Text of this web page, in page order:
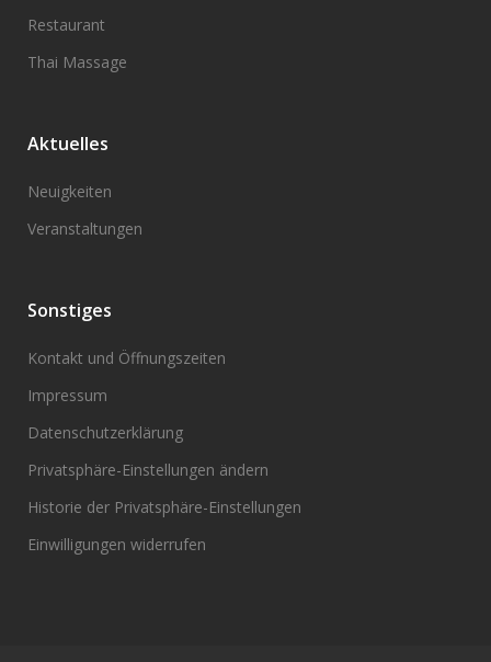
Restaurant
Thai Massage
Aktuelles
Neuigkeiten
Veranstaltungen
Sonstiges
Kontakt und Öffnungszeiten
Impressum
Datenschutzerklärung
Privatsphäre-Einstellungen ändern
Historie der Privatsphäre-Einstellungen
Einwilligungen widerrufen